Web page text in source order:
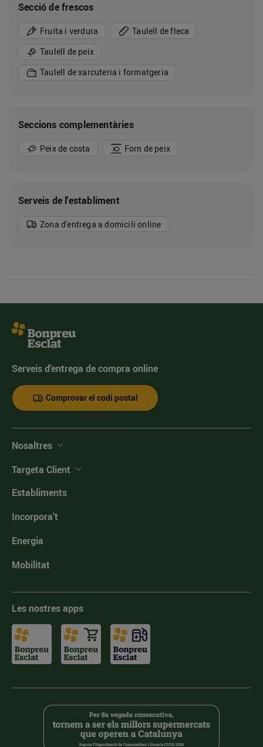
Secció de frescos
Fruita i verdura
Taulell de fleca
Taulell de peix
Taulell de xarcuteria i formatgeria
Seccions complementàries
Peix de costa Forn de peix
Serveis de l'establiment
Zona d'entrega a domicili online
Serveis d'entrega de compra online
Comprovar el codi postal
Nosaltres
Targeta Client
Establiments
Incorpora't
Energia
Mobilitat
Les nostres apps